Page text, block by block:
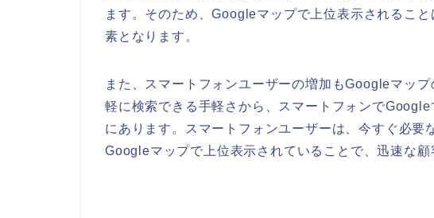
ます。そのため、Googleマップで上位表示されるこ
素となります。
また、スマートフォンユーザーの増加もGoogleマッ
軽に検索できる手軽さから、スマートフォンで
にあります。スマートフォンユーザーは、今すぐ必要
Googleマップで上位表示されていることで、迅速な顧